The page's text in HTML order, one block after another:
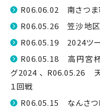
R06.06.02 南さつま
R06.05.26 笠沙地
R06.05.19 2024ツー
R06.05.18 高円宮杯
グ2024 、 R06.05.26
１回戦
R06.05.15 なんさつ